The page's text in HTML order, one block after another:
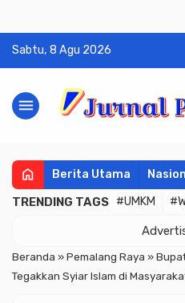
Sabtu, 8 Agu 2026
menu
home Berita Utama
TRENDING TAGS #UMKM
Beranda »Pemalang Raya »
Tegakkan Syiar Islam di